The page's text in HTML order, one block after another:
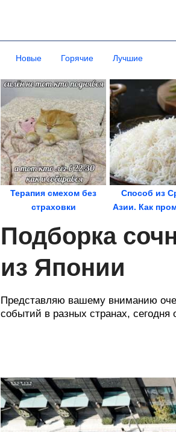
Новые Горячие Лучшие
Терапия смехом без
страховки
Способ из
Азии. Как
Подборка
из Японии
Представляю вашему вниманию
событий в разных странах,